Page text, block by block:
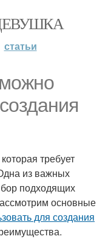
статьи
требует
из важных
подходящих
основные
для создания